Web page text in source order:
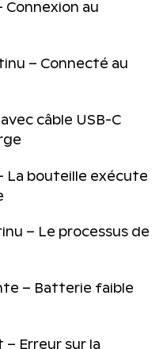
au
– Connecté au
câble USB-C
La bouteille exécute
– Le processus de
– Batterie faible
Erreur sur la